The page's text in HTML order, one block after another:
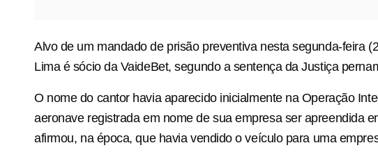
Alvo de um mandado de prisão preventiva nesta segunda-feira
Lima é sócio da VaideBet, segundo a sentença da Justiça
O nome do cantor havia aparecido inicialmente na Operação
aeronave registrada em nome de sua empresa ser apreendida
afirmou, na época, que havia vendido o veículo para uma